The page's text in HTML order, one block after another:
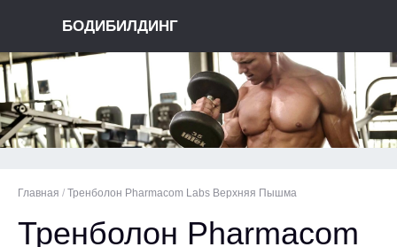
БОДИБИЛДИНГ
Главная / Тренболон Pharmacom Labs Верхняя Пышма
Тренболон Pharmacom